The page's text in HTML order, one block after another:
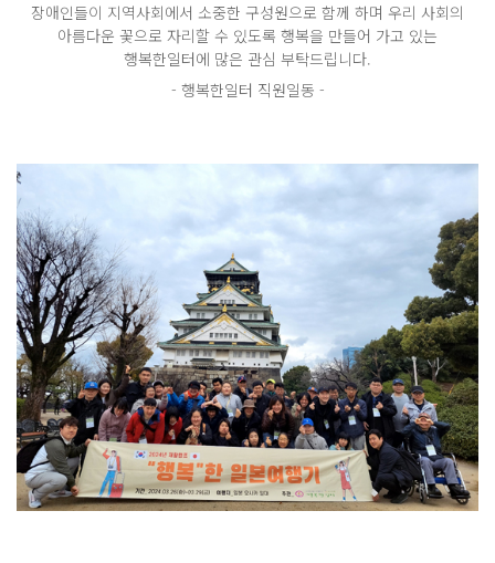
장애인들이 지역사회에서 소중한 구성원으로 함께 하며 우리 사회의
아름다운 꽃으로 자리할 수 있도록 행복을 만들어 가고 있는
행복한일터에 많은 관심 부탁드립니다.
- 행복한일터 직원일동 -